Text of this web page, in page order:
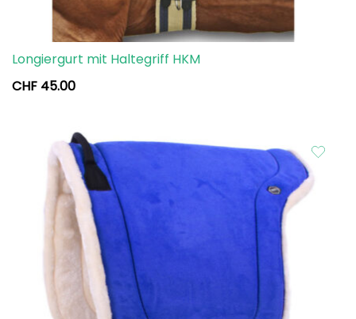
Longiergurt mit Haltegriff HKM
CHF 45.00